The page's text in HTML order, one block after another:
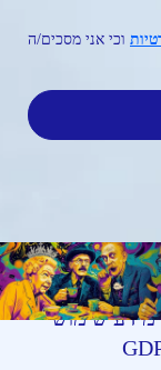
וכי אני מסכים/ה
מידע שימושי